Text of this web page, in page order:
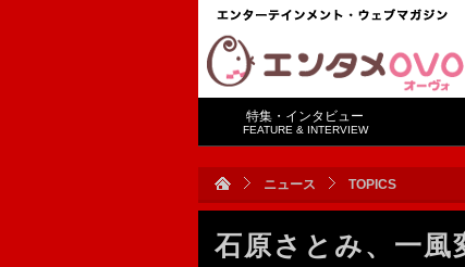
特集・インタビュー
FEATURE & INTERVIEW
ニュース TOPICS
石原さとみ、一